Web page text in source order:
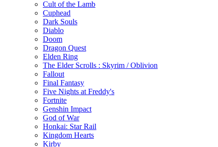
Cult of the Lamb
Cuphead
Dark Souls
Diablo
Doom
Dragon Quest
Elden Ring
The Elder Scrolls : Skyrim / Oblivion
Fallout
Final Fantasy
Five Nights at Freddy's
Fortnite
Genshin Impact
God of War
Honkai: Star Rail
Kingdom Hearts
Kirby